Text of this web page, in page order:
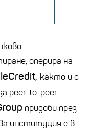
оперира на
както и с
peer-to-peer
придоби през
институция е в